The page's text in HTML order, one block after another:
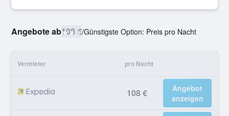
Angebote ab108 €/Günstigste Option: Preis pro Nacht
Vermieter pro Nacht
108 €
Angebot
anzeigen